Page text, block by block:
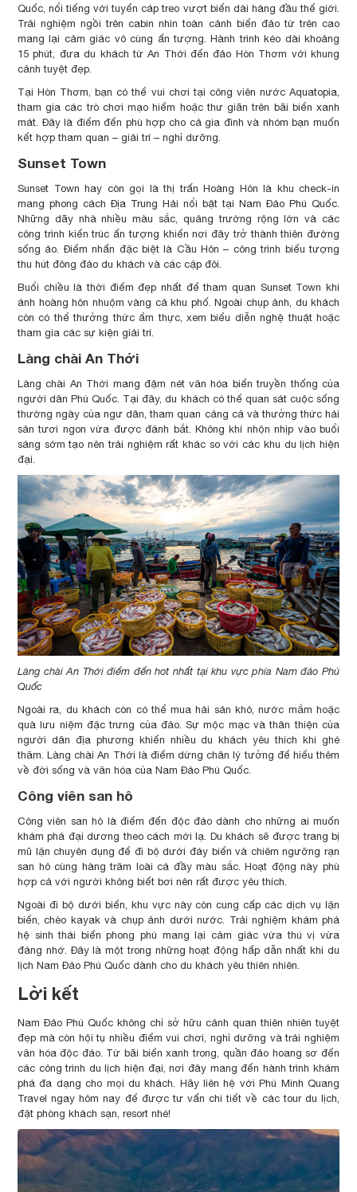
Quốc, nổi tiếng với tuyến cáp treo vượt biển dài hàng đầu thế giới.
Trải nghiệm ngồi trên cabin nhìn toàn cảnh biển đảo từ trên cao
mang lại cảm giác vô cùng ấn tượng. Hành trình kéo dài khoảng
15 phút, đưa du khách từ An Thới đến đảo Hòn Thơm với khung
cảnh tuyệt đẹp.
Tại Hòn Thơm, bạn có thể vui chơi tại công viên nước Aquatopia,
tham gia các trò chơi mạo hiểm hoặc thư giãn trên bãi biển xanh
mát. Đây là điểm đến phù hợp cho cả gia đình và nhóm bạn muốn
kết hợp tham quan – giải trí – nghỉ dưỡng.
Sunset Town
Sunset Town hay còn gọi là thị trấn Hoàng Hôn là khu check-in
mang phong cách Địa Trung Hải nổi bật tại Nam Đảo Phú Quốc.
Những dãy nhà nhiều màu sắc, quảng trường rộng lớn và các
công trình kiến trúc ấn tượng khiến nơi đây trở thành thiên đường
sống ảo. Điểm nhấn đặc biệt là Cầu Hôn – công trình biểu tượng
thu hút đông đảo du khách và các cặp đôi.
Buổi chiều là thời điểm đẹp nhất để tham quan Sunset Town khi
ánh hoàng hôn nhuộm vàng cả khu phố. Ngoài chụp ảnh, du khách
còn có thể thưởng thức ẩm thực, xem biểu diễn nghệ thuật hoặc
tham gia các sự kiện giải trí.
Làng chài An Thới
Làng chài An Thới mang đậm nét văn hóa biển truyền thống của
người dân Phú Quốc. Tại đây, du khách có thể quan sát cuộc sống
thường ngày của ngư dân, tham quan cảng cá và thưởng thức hải
sản tươi ngon vừa được đánh bắt. Không khí nhộn nhịp vào buổi
sáng sớm tạo nên trải nghiệm rất khác so với các khu du lịch hiện
đại.
Làng chài An Thới điểm đến hot nhất tại khu vực phía Nam đảo Phú
Quốc
Ngoài ra, du khách còn có thể mua hải sản khô, nước mắm hoặc
quà lưu niệm đặc trưng của đảo. Sự mộc mạc và thân thiện của
người dân địa phương khiến nhiều du khách yêu thích khi ghé
thăm. Làng chài An Thới là điểm dừng chân lý tưởng để hiểu thêm
về đời sống và văn hóa của Nam Đảo Phú Quốc.
Công viên san hô
Công viên san hô là điểm đến độc đáo dành cho những ai muốn
khám phá đại dương theo cách mới lạ. Du khách sẽ được trang bị
mũ lặn chuyên dụng để đi bộ dưới đáy biển và chiêm ngưỡng rạn
san hô cùng hàng trăm loài cá đầy màu sắc. Hoạt động này phù
hợp cả với người không biết bơi nên rất được yêu thích.
Ngoài đi bộ dưới biển, khu vực này còn cung cấp các dịch vụ lặn
biển, chèo kayak và chụp ảnh dưới nước. Trải nghiệm khám phá
hệ sinh thái biển phong phú mang lại cảm giác vừa thú vị vừa
đáng nhớ. Đây là một trong những hoạt động hấp dẫn nhất khi du
lịch Nam Đảo Phú Quốc dành cho du khách yêu thiên nhiên.
Lời kết
Nam Đảo Phú Quốc không chỉ sở hữu cảnh quan thiên nhiên tuyệt
đẹp mà còn hội tụ nhiều điểm vui chơi, nghỉ dưỡng và trải nghiệm
văn hóa độc đáo. Từ bãi biển xanh trong, quần đảo hoang sơ đến
các công trình du lịch hiện đại, nơi đây mang đến hành trình khám
phá đa dạng cho mọi du khách. Hãy liên hệ với Phú Minh Quang
Travel ngay hôm nay để được tư vấn chi tiết về các tour du lịch,
đặt phòng khách sạn, resort nhé!